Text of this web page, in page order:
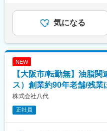
注目度の高い当社の技術
おり、それをビジネスに
■この仕事で得られるもの
・急成長スタートアップ
■入社後の流れ：
・入社後3ヶ月で既存の海
ぎ、主要商談に単独で対
・バイオテクノロジー分野
面から会社の成長を牽引
・海外パートナーとの商
持って活躍できる環境
ブ制度あり賃金はあくま
下する可能性があります
気になる
NEW
【大阪市/転勤無】油脂
ス）創業約90年老舗/残
株式会社八代
正社員